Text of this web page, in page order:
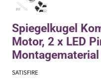
Spiegelkugel
Motor, 2 x LED
Montagematerial
SATISFIRE